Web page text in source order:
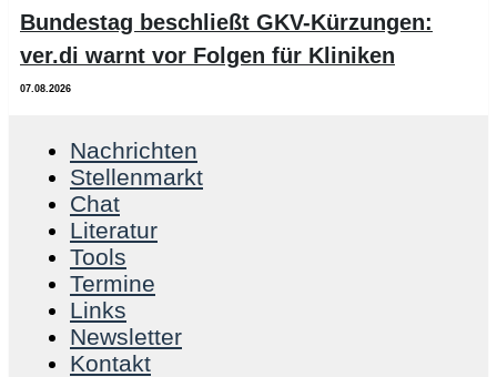
Bundestag beschließt GKV-Kürzungen:
ver.di warnt vor Folgen für Kliniken
07.08.2026
Nachrichten
Stellenmarkt
Chat
Literatur
Tools
Termine
Links
Newsletter
Kontakt